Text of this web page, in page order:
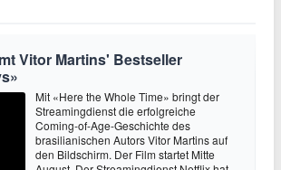
Vitor Martins' Bestseller
Mit «Here the Whole Time» bringt der
Streamingdienst die erfolgreiche
Coming-of-Age-Geschichte des
brasilianischen Autors Vitor Martins auf
den Bildschirm. Der Film startet Mitte